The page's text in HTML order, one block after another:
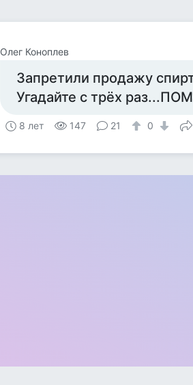
Олег Коноплев
Запретили продажу
Угадайте с трёх
8 лет 147 21 0